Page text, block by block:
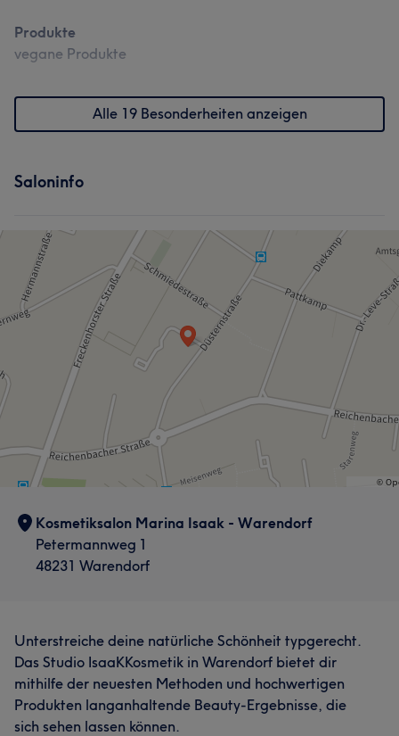
Produkte
vegane Produkte
Alle 19 Besonderheiten anzeigen
Saloninfo
Kosmetiksalon Marina Isaak - Warendorf
Petermannweg 1
48231 Warendorf
Unterstreiche deine natürliche Schönheit typgerecht.
Das Studio IsaaKKosmetik in Warendorf bietet dir
mithilfe der neuesten Methoden und hochwertigen
Produkten langanhaltende Beauty-Ergebnisse, die
sich sehen lassen können.